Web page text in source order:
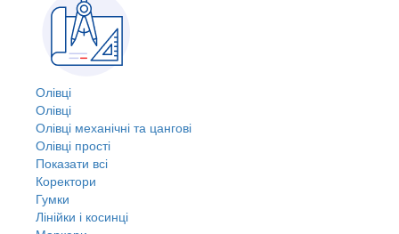
Олівці
Олівці
Олівці механічні та цангові
Олівці прості
Показати всі
Коректори
Гумки
Лінійки і косинці